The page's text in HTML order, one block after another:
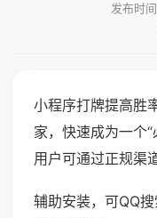
发布时
小程序打牌提高胜
家，快速成为一个
用户可通过正规渠
辅助安装，可QQ